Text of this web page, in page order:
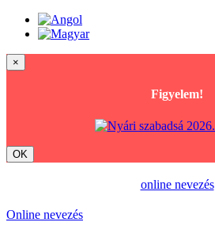
×
Figyelem!
OK
online nevezés
Online nevezés